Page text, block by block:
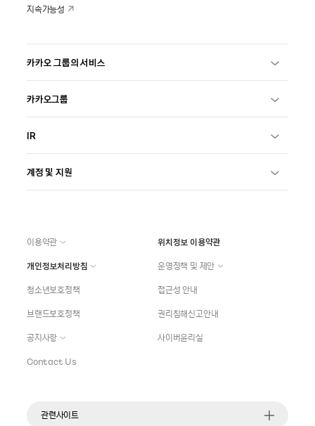
지속가능성
카카오 그룹의 서비스
카카오그룹
IR
계정 및 지원
이용약관
위치정보 이용약관
개인정보처리방침
운영정책 및 제안
청소년보호정책
접근성 안내
브랜드보호정책
권리침해신고안내
공지사항
사이버윤리실
Contact Us
관련사이트